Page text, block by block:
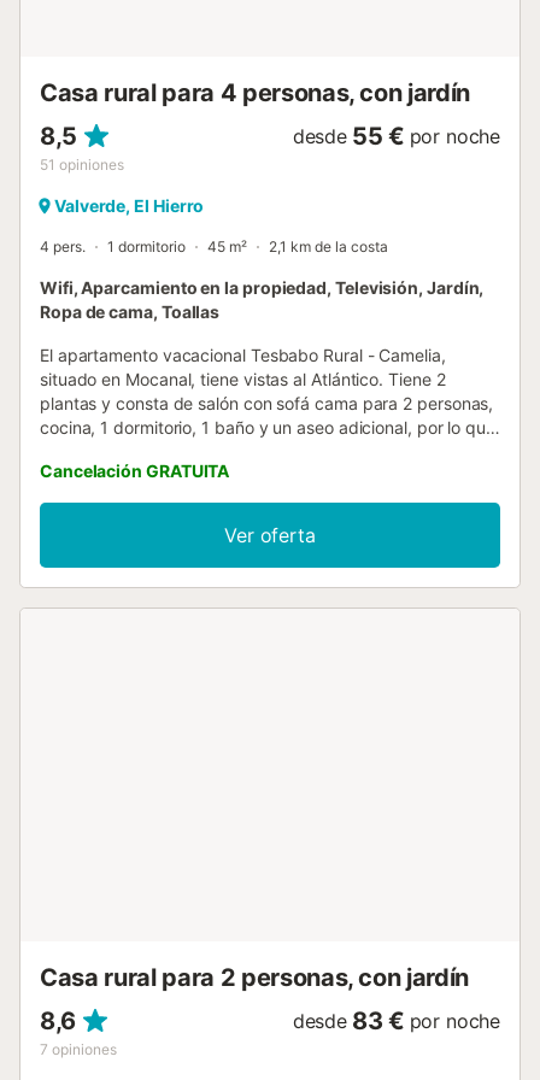
Casa rural para 4 personas, con jardín
8,5
51 opiniones
desde 55 € por noche
Valverde, El Hierro
4 pers. 1 dormitorio 45 m² 2,1 km de la costa
Wifi, Aparcamiento en la propiedad, Televisión, Jardín,
Ropa de cama, Toallas
El apartamento vacacional Tesbabo Rural - Camelia,
situado en Mocanal, tiene vistas al Atlántico. Tiene 2
plantas y consta de salón con sofá cama para 2 personas,
cocina, 1 dormitorio, 1 baño y un aseo adicional, por lo que
incluyen Wi-Fi, televisión, lavadora, libros y juguetes para
niños. También hay una cuna disponible. Este alojamiento
no ofrece: aire acondicionado. Este alquiler vacacional
ofrece un espacio exterior privado con jardín y terraza
descubierta. Hay una pista de tenis a 15 minutos a pie del
Cancelación GRATUITA
Ver oferta
Casa rural para 2 personas, con jardín
8,6
7 opiniones
desde 83 € por noche